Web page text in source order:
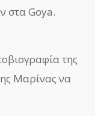
στα Goya.
της
Μαρίνας να